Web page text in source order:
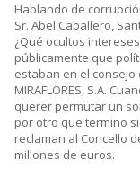
Hablando de
Sr. Abel Caballero,
¿Qué ocultos
públicamente que
estaban en el
MIRAFLORES, S.A.
querer permutar un
por otro que termino
reclaman al Concello
millones de euros.